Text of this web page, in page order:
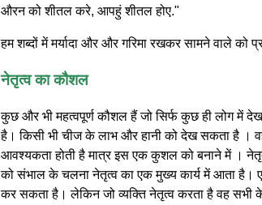
औरन को शीतल करे, आपहुं शीतल होए."
हम शब्दों में मर्यादा और और गरिमा रखकर सामने वाले को
नेतृत्व का कौशल
कुछ और भी महत्वपूर्ण कौशल हैं जो सिर्फ कुछ ही लोग में
है। किसी भी चीज के लाभ और हानी को देख सकता है ।
आवश्यकता होती है मात्र इस एक कुशल को बनाने में । नेतृत्व
को संभाल के चलना नेतृत्व का एक मुख्य कार्य में आता है।
कर सकता है। लेकिन जो व्यक्ति नेतृत्व करता है वह सभी के